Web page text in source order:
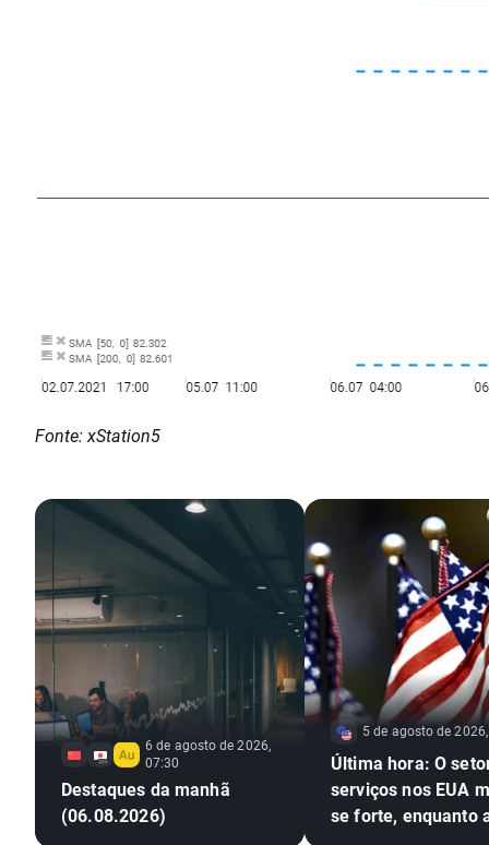
Fonte: xStation5
6 de agosto de 2026,
07:30
Destaques da manhã
(06.08.2026)
5 de agosto de
Última hora: O
serviços nos EUA
se forte, enquanto